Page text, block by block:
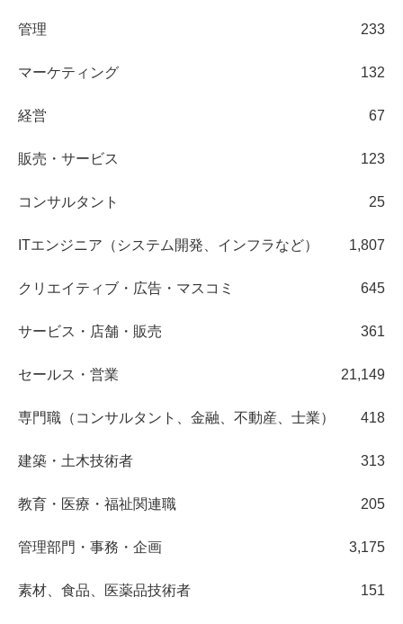
管理 233
マーケティング 132
経営 67
販売・サービス 123
コンサルタント 25
ITエンジニア（システム開発、インフラなど） 1,807
クリエイティブ・広告・マスコミ 645
サービス・店舗・販売 361
セールス・営業 21,149
専門職（コンサルタント、金融、不動産、士業） 418
建築・土木技術者 313
教育・医療・福祉関連職 205
管理部門・事務・企画 3,175
素材、食品、医薬品技術者 151